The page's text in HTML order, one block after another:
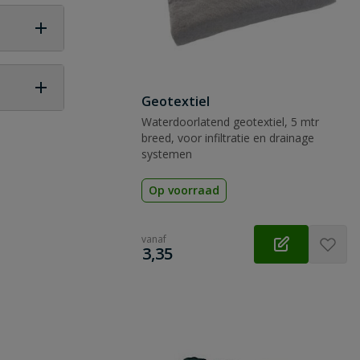
Geotextiel
Waterdoorlatend geotextiel, 5 mtr
breed, voor infiltratie en drainage
systemen
Op voorraad
vanaf
€
3,35